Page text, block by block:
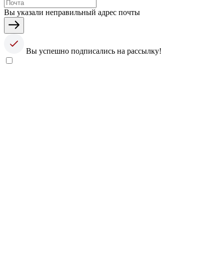
Вы указали неправильный адрес почты
Вы успешно подписались на рассылку!